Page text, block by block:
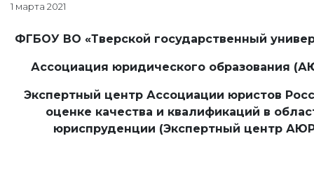
1 марта 2021
ФГБОУ ВО «Тверской государственный
Ассоциация юридического образования
Экспертный центр Ассоциации юристов
оценке качества и квалификаций в
юриспруденции (Экспертный центр